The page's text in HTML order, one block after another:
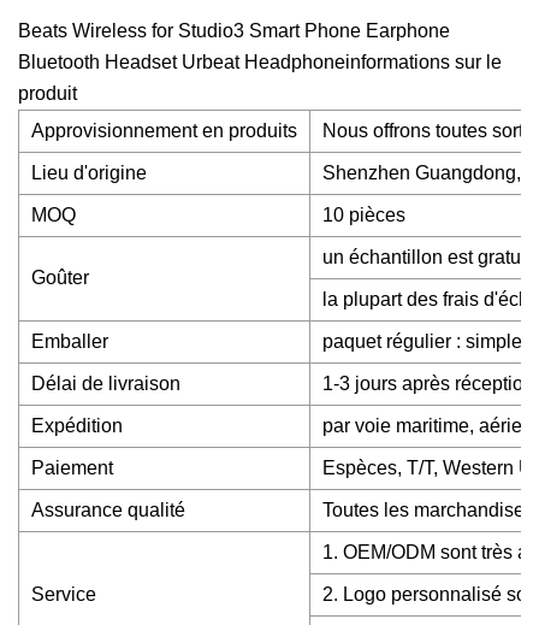
Beats Wireless for Studio3 Smart Phone Earphone
Bluetooth Headset Urbeat Headphoneinformations sur le
produit
Approvisionnement en produits
Nous offrons toutes
Lieu d'origine Shenzhen Guangdong,
MOQ 10 pièces
Goûter
un échantillon est gratuit
la plupart des frais
Emballer paquet régulier : simple
Délai de livraison 1-3 jours après
Expédition par voie maritime,
Paiement Espèces, T/T, Western
Assurance qualité Toutes les
Service
1. OEM/ODM sont très
2. Logo personnalisé